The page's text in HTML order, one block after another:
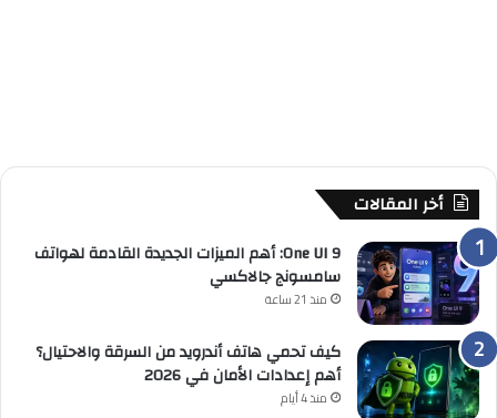
أخر المقالات
One UI 9: أهم الميزات الجديدة القادمة لهواتف
سامسونج جالاكسي
منذ 21 ساعة
كيف تحمي هاتف أندرويد من السرقة والاحتيال؟
أهم إعدادات الأمان في 2026
منذ 4 أيام